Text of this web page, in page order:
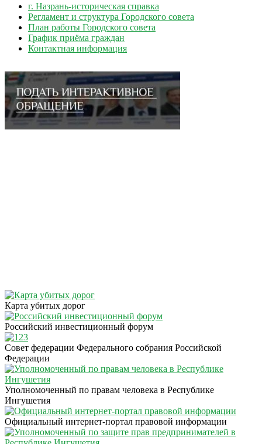
г. Назрань-историческая справка
Регламент и структура Городского совета
План работы Городского совета
График приёма граждан
Контактная информация
Карта убитых дорог
Российский инвестиционный форум
Совет федерации Федерального собрания Российской
Федерации
Уполномоченный по правам человека в Республике
Ингушетия
Официальный интернет-портал правовой информации